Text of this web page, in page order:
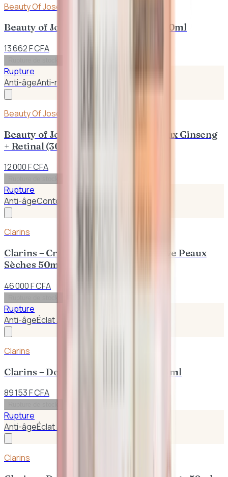
Beauty Of Joseon
Beauty of Joseon – Dynasty Crème 50ml
13 662 F CFA
Rupture
Anti-âgeAnti-rides
Beauty Of Joseon
Beauty of Joseon – Revive Sérum Yeux Ginseng
+ Retinal (30 ml)
12 000 F CFA
Rupture
Anti-âgeContour des Yeux
Clarins
Clarins – Crème de Nuit Multi – Active Peaux
Sèches 50ml
46 000 F CFA
Rupture
Anti-âgeÉclat / Anti-taches
Clarins
Clarins – Double Sérum Anti-Âge 75 ml
89 153 F CFA
Rupture
Anti-âgeÉclat / Anti-taches
Clarins